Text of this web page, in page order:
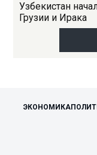
Узбекистан
Грузии и Ирака
ЭКОНОМИКА